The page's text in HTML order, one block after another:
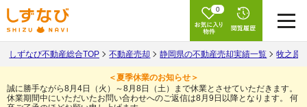
0
しずなび不動産総合TOP 不動産売却 静岡県の不動産売却実績一覧 牧之原
＜夏季休業のお知らせ＞
誠に勝手ながら8月4日（火）～8月8日（土）まで休業とさせていただきます。
休業期間中にいただいたお問い合わせへのご返信は8月9日以降となります。
何